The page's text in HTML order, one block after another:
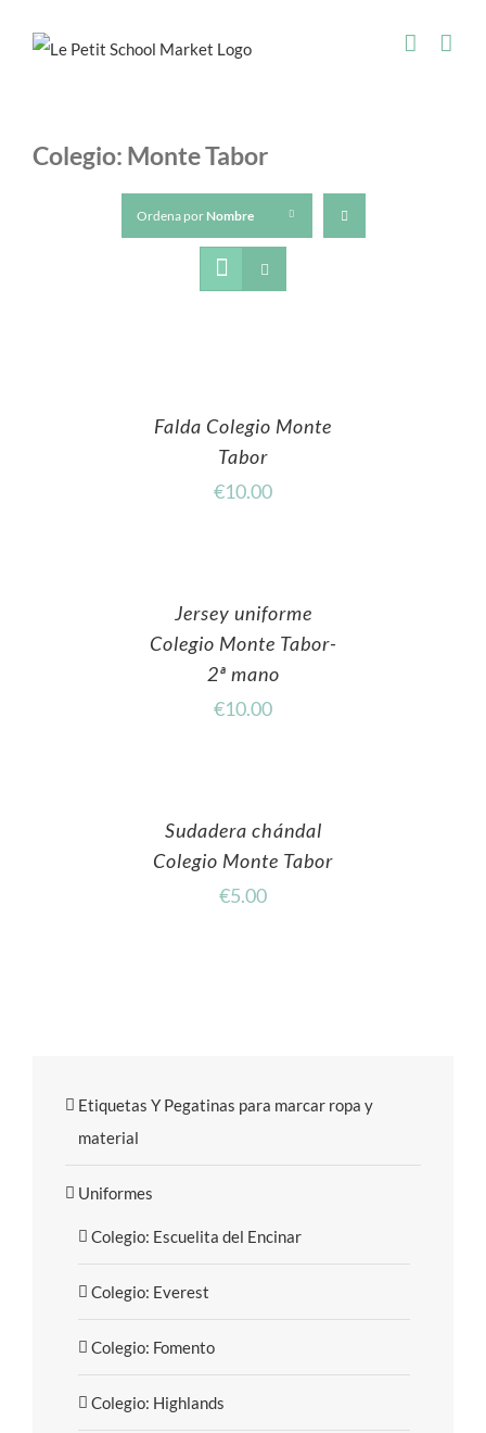
Colegio: Monte Tabor
Ordena por Nombre
Falda Colegio Monte
Tabor
€10.00
Jersey uniforme
Colegio Monte Tabor-
2ª mano
€10.00
Sudadera chándal
Colegio Monte Tabor
€5.00
Etiquetas Y Pegatinas para marcar ropa y
material
Uniformes
Colegio: Escuelita del Encinar
Colegio: Everest
Colegio: Fomento
Colegio: Highlands